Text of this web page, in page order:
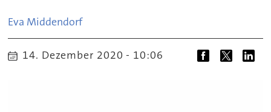
Eva Middendorf
14. Dezember 2020 - 10:06